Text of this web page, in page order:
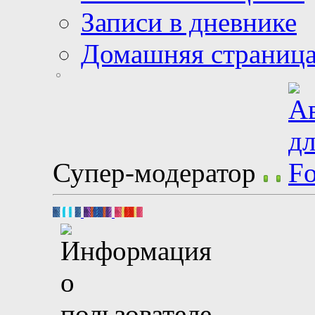
Записи в дневнике
Домашняя
Супер-модератор